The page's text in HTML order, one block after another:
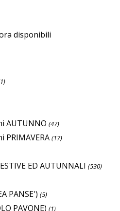
disponibili
AUTUNNO (47)
PRIMAVERA (17)
ED AUTUNNALI (530)
PANSE') (5)
PAVONE) (1)